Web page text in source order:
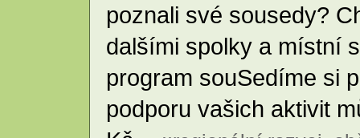
poznali své sousedy?
dalšími spolky a místní
program souSedíme si
podporu vašich aktivit